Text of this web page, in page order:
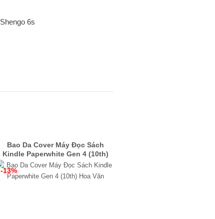
Bao Da Cover Máy Đọc Sách
Kindle Paperwhite Gen 4 (10th)
Hoa Văn
-13%